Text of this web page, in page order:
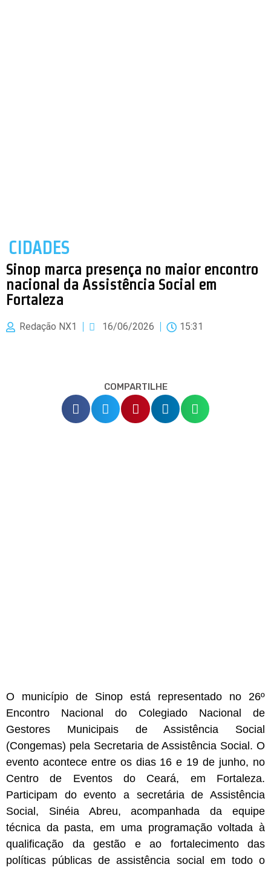
CIDADES
Sinop marca presença no maior encontro
nacional da Assistência Social em
Fortaleza
Redação NX1 16/06/2026 15:31
COMPARTILHE
O município de Sinop está representado no 26º
Encontro Nacional do Colegiado Nacional de
Gestores Municipais de Assistência Social
(Congemas) pela Secretaria de Assistência Social. O
evento acontece entre os dias 16 e 19 de junho, no
Centro de Eventos do Ceará, em Fortaleza.
Participam do evento a secretária de Assistência
Social, Sinéia Abreu, acompanhada da equipe
técnica da pasta, em uma programação voltada à
qualificação da gestão e ao fortalecimento das
políticas públicas de assistência social em todo o